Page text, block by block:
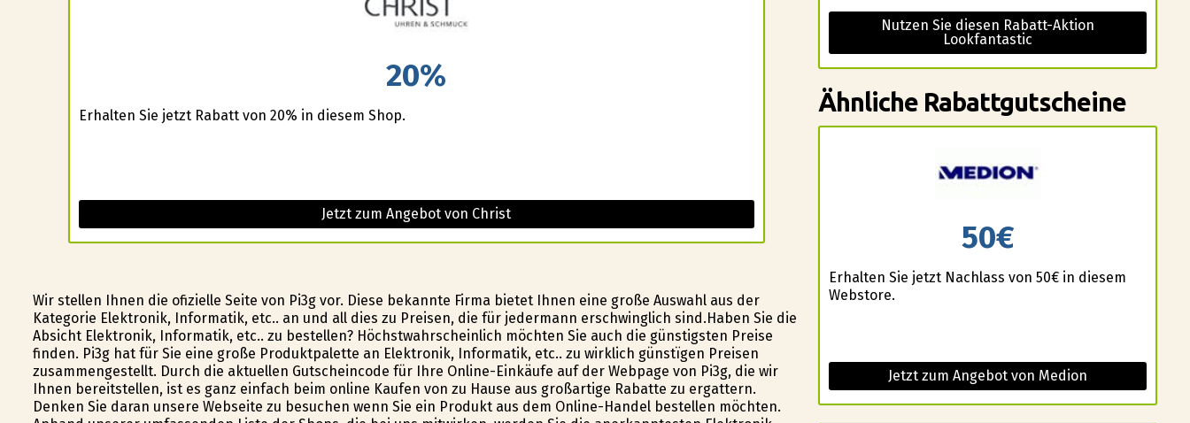
20%
Erhalten Sie jetzt Rabatt von 20% in diesem Shop.
Jetzt zum Angebot von Christ
Wir stellen Ihnen die ofizielle Seite von Pi3g vor. Diese bekannte Firma bietet Ihnen eine große Auswahl aus der
Kategorie Elektronik, Informatik, etc.. an und all dies zu Preisen, die für jedermann erschwinglich sind.Haben Sie die
Absicht Elektronik, Informatik, etc.. zu bestellen? Höchstwahrscheinlich möchten Sie auch die günstigsten Preise
finden. Pi3g hat für Sie eine große Produktpalette an Elektronik, Informatik, etc.. zu wirklich günstïgen Preisen
zusammengestellt. Durch die aktuellen Gutscheincode für Ihre Online-Einkäufe auf der Webpage von Pi3g, die wir
Ihnen bereitstellen, ist es ganz einfach beim online Kaufen von zu Hause aus großartige Rabatte zu ergattern.
Denken Sie daran unsere Webseite zu besuchen wenn Sie ein Produkt aus dem Online-Handel bestellen möchten.
Nutzen Sie diesen Rabatt-Aktion
Lookfantastic
Ähnliche Rabattgutscheine
50€
Erhalten Sie jetzt Nachlass von 50€ in diesem
Webstore.
Jetzt zum Angebot von Medion